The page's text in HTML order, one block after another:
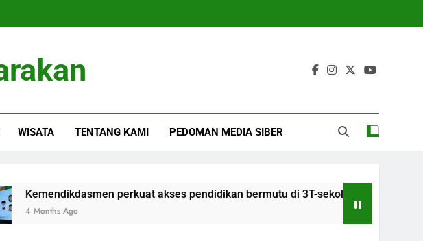
WISATA TENTANG KAMI PEDOMAN MEDIA SIBER
perkuat akses pendidikan bermutu di 3T-sekolah swasta
Ago